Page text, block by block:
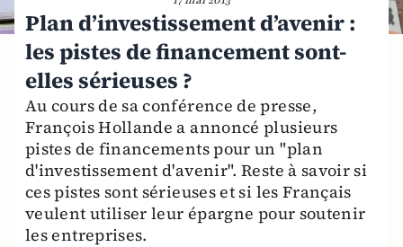
Plan d’investissement d’avenir :
les pistes de financement sont-
elles sérieuses ?
Au cours de sa conférence de presse,
François Hollande a annoncé plusieurs
pistes de financements pour un "plan
d'investissement d'avenir". Reste à savoir si
ces pistes sont sérieuses et si les Français
veulent utiliser leur épargne pour soutenir
les entreprises.